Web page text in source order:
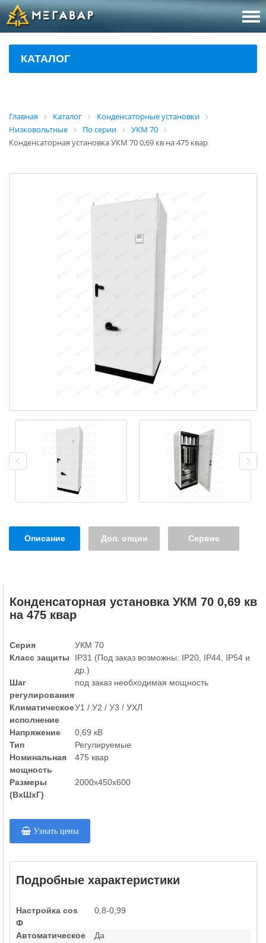
8
КАТАЛОГ
Главная Каталог
Конденсаторные установки
Низковольтные
По серии
УКМ 70
Конденсаторная установка УКМ 70 0,69 кв на 475 квар
Описание Доп. опции Сервис
Конденсаторная установка УКМ 70 0,69 кв
на 475 квар
Серия
УКМ 70
Класс защиты
IP31 (Под заказ возможны: IP20, IP44, IP54 и
др.)
Шаг
регулирования
под заказ необходимая мощность
Климатическое
исполнение
У1 / У2 / У3 / УХЛ
Напряжение
0,69 кВ
Тип
Регулируемые
Номинальная
мощность
475 квар
Размеры
(ВхШхГ)
2000х450х600
Узнать цены
Подробные характеристики
Настройка cos
Ф
0,8-0,99
Автоматическое
Да